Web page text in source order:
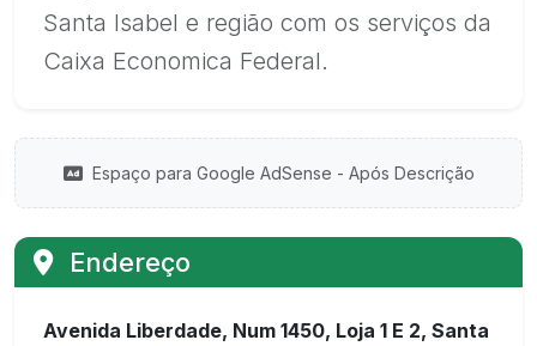
Santa Isabel e região com os serviços da
Caixa Economica Federal.
Espaço para Google AdSense - Após Descrição
Endereço
Avenida Liberdade, Num 1450, Loja 1 E 2, Santa